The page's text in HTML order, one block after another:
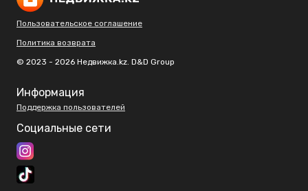
Пользовательское соглашение
Политика возврата
© 2023 - 2026 Недвижка.kz. D&D Group
Информация
Поддержка пользователей
Социальные сети